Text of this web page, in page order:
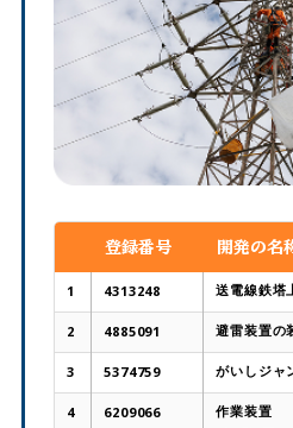
登録番号 開発の名
1 4313248 送電線鉄塔
2 4885091 避雷装置の
3 5374759 がいしジャ
4 6209066 作業装置